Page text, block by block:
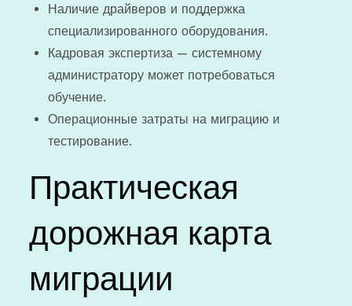
Наличие драйверов и поддержка
специализированного оборудования.
Кадровая экспертиза — системному
администратору может потребоваться
обучение.
Операционные затраты на миграцию и
тестирование.
Практическая
дорожная карта
миграции